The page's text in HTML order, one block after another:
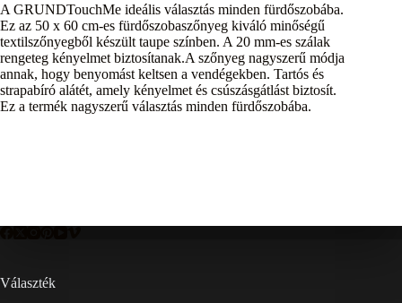
A GRUNDTouchMe ideális választás minden fürdőszobába.
Ez az 50 x 60 cm-es fürdőszobaszőnyeg kiváló minőségű
textilszőnyegből készült taupe színben. A 20 mm-es szálak
rengeteg kényelmet biztosítanak.A szőnyeg nagyszerű módja
annak, hogy benyomást keltsen a vendégekben. Tartós és
strapabíró alátét, amely kényelmet és csúszásgátlást biztosít.
Ez a termék nagyszerű választás minden fürdőszobába.
Választék